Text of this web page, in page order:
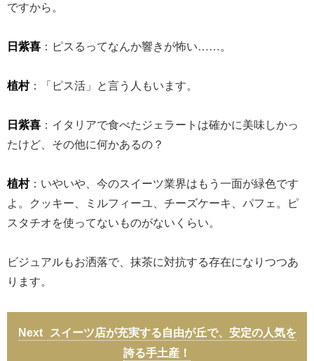
ですから。
日紫喜 ：ピスるってなんか響きが怖い……。
植村：「ピス活」と言う人もいます。
日紫喜 ：イタリアで食べたジェラートは確かに美味しかっ
たけど、その他に何かあるの？
植村：いやいや、今のスイーツ業界はもう一面が緑色です
よ。クッキー、ミルフィーユ、チーズケーキ、パフェ。ピ
スタチオを使ってないものがないくらい。
ビジュアルもお洒落で、抹茶に対抗する存在になりつつあ
ります。
スイーツ店が充実する自由が丘で、安定の人気を
誇る手土産！